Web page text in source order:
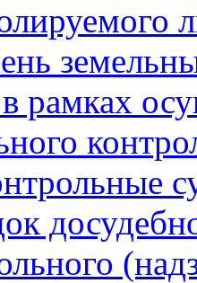
рамках